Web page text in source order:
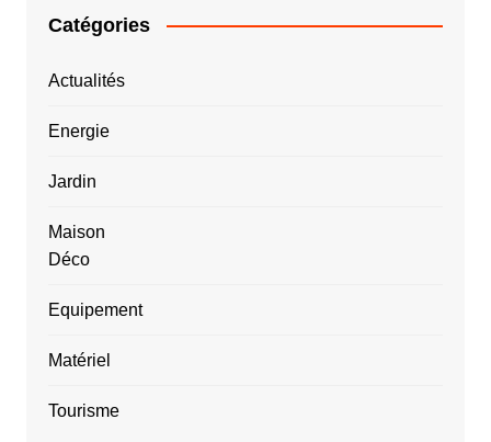
Catégories
Actualités
Energie
Jardin
Maison
Déco
Equipement
Matériel
Tourisme